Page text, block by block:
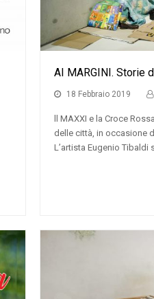
AI MARGINI. Storie
18 Febbraio 2019
ll MAXXI e la Croce
delle città, in occasione
L’artista Eugenio Tibaldi